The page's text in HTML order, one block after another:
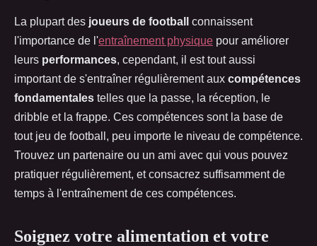
La plupart des joueurs de football
connaissent
l'importance de l'entraînement physique pour améliorer
leurs performances, cependant, il est tout aussi
important de s'entraîner régulièrement aux compétences
fondamentales telles que la passe, la réception, le
dribble et la frappe. Ces compétences sont la base de
tout jeu de football, peu importe le niveau de compétence.
Trouvez un partenaire ou un ami avec qui vous pouvez
pratiquer régulièrement, et consacrez suffisamment de
temps à l'entraînement de ces compétences.
Soignez votre alimentation et votre